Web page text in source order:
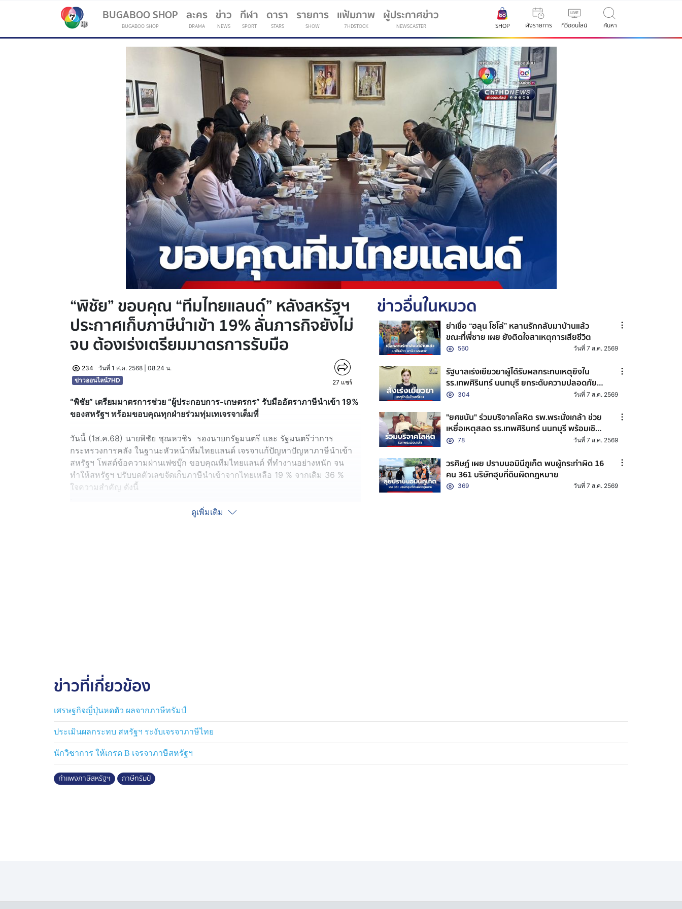
BUGABOO SHOP
BUGABOO SHOP
ละคร
DRAMA
ข่าว
NEWS
กีฬา
SPORT
(current)
ดารา
STARS
รายการ
SHOW
แฟ้มภาพ
7HDSTOCK
ผู้ประกาศข่าว
NEWSCASTER SHOP ผังรายการ ทีวีออนไลน์ ค้นหา
“พิชัย” ขอบคุณ “ทีมไทยแลนด์” หลังสหรัฐฯ
ประกาศเก็บภาษีนำเข้า 19% ลั่นภารกิจยังไม่
จบ ต้องเร่งเตรียมมาตรการรับมือ
234
วันที่ 1 ส.ค. 2568 | 08.24 น.
ข่าวออนไลน์7HD
27 แชร์
“พิชัย” เตรียมมาตรการช่วย “ผู้ประกอบการ-เกษตรกร” รับมืออัตราภาษีนำเข้า 19%
ของสหรัฐฯ พร้อมขอบคุณทุกฝ่ายร่วมทุ่มเทเจรจาเต็มที่
วันนี้ (1ส.ค.68) นายพิชัย ชุณหวชิร รองนายกรัฐมนตรี และ รัฐมนตรีว่าการ
กระทรวงการคลัง ในฐานะหัวหน้าทีมไทยแลนด์ เจรจาแก้ปัญหาปัญหาภาษีนำเข้า
สหรัฐฯ โพสต์ข้อความผ่านเฟซบุ๊ก ขอบคุณทีมไทยแลนด์ ที่ทำงานอย่างหนัก จน
ทำให้สหรัฐฯ ปรับบดตัวเลขจัดเก็บภาษีนำเข้าจากไทยเหลือ 19 % จากเดิม 36 %
ใจความสำคัญ ดังนี้
“การประกาศ Tariff rate (ภาษีนำเข้า) ที่ 19% สะท้อนถึงมิตรภาพและความเป็น
สถานการณ์ที่ยากจะควบคุม แต่เรายังมีภารกิจอีกมากที่ต้องสู้ต่อไป เพื่อประเทศไทย
ของพวกเราทุกคน”
ดูเพิ่มเติม
ข่าวอื่นในหมวด
ย่าเชื่อ “ฮลุน โซโล่” หลานรักกลับมาบ้านแล้ว
ขณะที่พี่ชาย เผย ยังติดใจสาเหตุการเสียชีวิต
560 วันที่ 7 ส.ค. 2569
รัฐบาลเร่งเยียวยาผู้ได้รับผลกระทบเหตุยิงใน
รร.เทพศิรินทร์ นนทบุรี ยกระดับความปลอดภัย
สถานศึกษาทั่วประเทศ
304 วันที่ 7 ส.ค. 2569
"ยศชนัน" ร่วมบริจาคโลหิต รพ.พระนั่งเกล้า ช่วย
เหยื่อเหตุสลด รร.เทพศิรินทร์ นนทบุรี พร้อมเชิญ
ชวน ปชช. ร่วมต่อลมหายใจผู้บาดเจ็บ
78 วันที่ 7 ส.ค. 2569
วรศิษฎ์ เผย ปราบนอมินีภูเก็ต พบผู้กระทำผิด 16
คน 361 บริษัทฮุบที่ดินผิดกฎหมาย
369 วันที่ 7 ส.ค. 2569
ข่าวที่เกี่ยวข้อง
เศรษฐกิจญี่ปุ่นหดตัว ผลจากภาษีทรัมป์
ประเมินผลกระทบ สหรัฐฯ ระงับเจรจาภาษีไทย
นักวิชาการ ให้เกรด B เจรจาภาษีสหรัฐฯ
กำแพงภาษีสหรัฐฯ ภาษีทรัมป์